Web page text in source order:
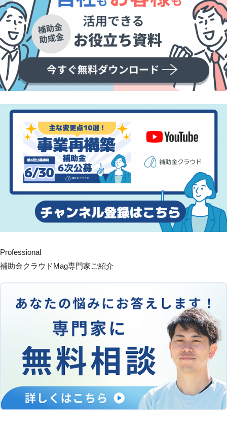
Professional
補助金クラウドMag専門家ご紹介